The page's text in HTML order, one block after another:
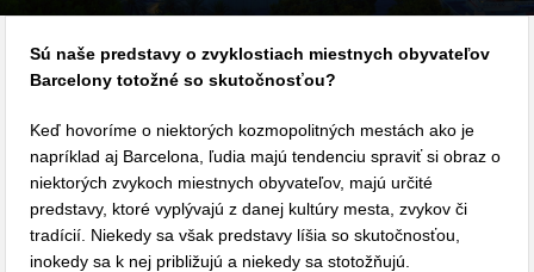
Sú naše predstavy o zvyklostiach miestnych obyvateľov
Barcelony totožné so skutočnosťou?
Keď hovoríme o niektorých kozmopolitných mestách ako je
napríklad aj Barcelona, ľudia majú tendenciu spraviť si obraz o
niektorých zvykoch miestnych obyvateľov, majú určité
predstavy, ktoré vyplývajú z danej kultúry mesta, zvykov či
tradícií. Niekedy sa však predstavy líšia so skutočnosťou,
inokedy sa k nej približujú a niekedy sa stotožňujú.